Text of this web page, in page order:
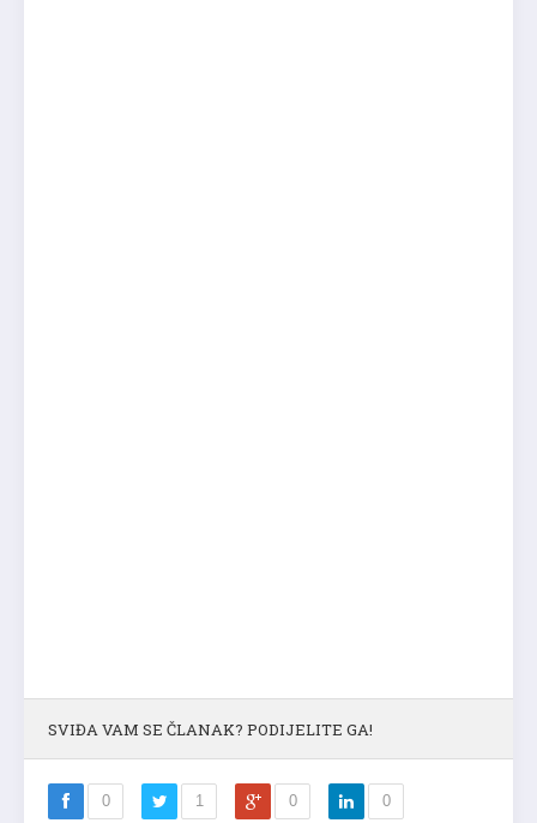
SVIĐA VAM SE ČLANAK? PODIJELITE GA!
0 1 0 0